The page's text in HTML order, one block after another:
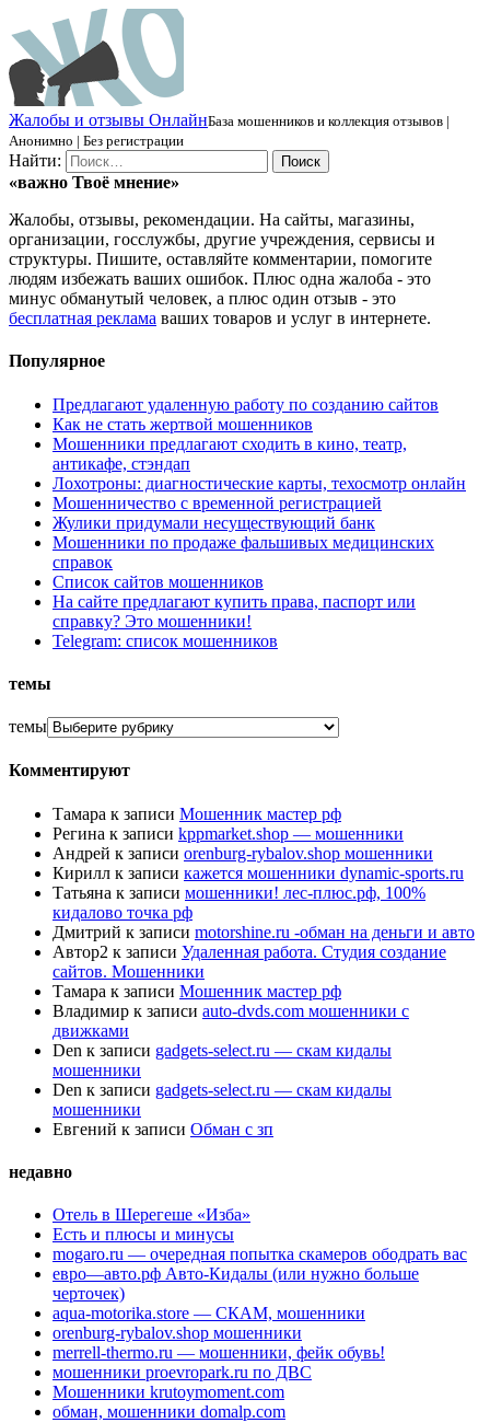
Жалобы и отзывы ОнлайнБаза мошенников и коллекция отзывов |
Анонимно | Без регистрации
Найти:
«важно Твоё мнение»
Жалобы, отзывы, рекомендации. На сайты, магазины,
организации, госслужбы, другие учреждения, сервисы и
структуры. Пишите, оставляйте комментарии, помогите
людям избежать ваших ошибок. Плюс одна жалоба - это
минус обманутый человек, а плюс один отзыв - это
бесплатная реклама ваших товаров и услуг в интернете.
Популярное
Предлагают удаленную работу по созданию сайтов
Как не стать жертвой мошенников
Мошенники предлагают сходить в кино, театр,
антикафе, стэндап
Лохотроны: диагностические карты, техосмотр онлайн
Мошенничество с временной регистрацией
Жулики придумали несуществующий банк
Мошенники по продаже фальшивых медицинских
справок
Список сайтов мошенников
На сайте предлагают купить права, паспорт или
справку? Это мошенники!
Telegram: список мошенников
темы
темы
Комментируют
Тамара к записи Мошенник мастер рф
Регина к записи kppmarket.shop — мошенники
Андрей к записи orenburg-rybalov.shop мошенники
Кирилл к записи кажется мошенники dynamic-sports.ru
Татьяна к записи мошенники! лес-плюс.рф, 100%
кидалово точка рф
Дмитрий к записи motorshine.ru -обман на деньги и авто
Автор2 к записи Удаленная работа. Студия создание
сайтов. Мошенники
Тамара к записи Мошенник мастер рф
Владимир к записи auto-dvds.com мошенники с
движками
Den к записи gadgets-select.ru — скам кидалы
мошенники
Den к записи gadgets-select.ru — скам кидалы
мошенники
Евгений к записи Обман с зп
недавно
Отель в Шерегеше «Изба»
Есть и плюсы и минусы
mogaro.ru — очередная попытка скамеров ободрать вас
евро—авто.рф Авто-Кидалы (или нужно больше
черточек)
aqua-motorika.store — СКАМ, мошенники
orenburg-rybalov.shop мошенники
merrell-thermo.ru — мошенники, фейк обувь!
мошенники proevropark.ru по ДВС
Мошенники krutoymoment.com
обман, мошенники domalp.com